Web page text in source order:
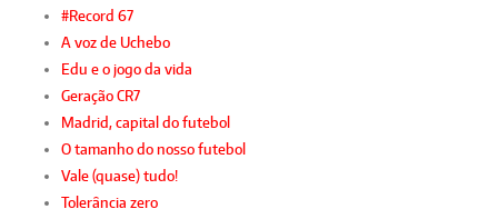
#Record 67
A voz de Uchebo
Edu e o jogo da vida
Geração CR7
Madrid, capital do futebol
O tamanho do nosso futebol
Vale (quase) tudo!
Tolerância zero